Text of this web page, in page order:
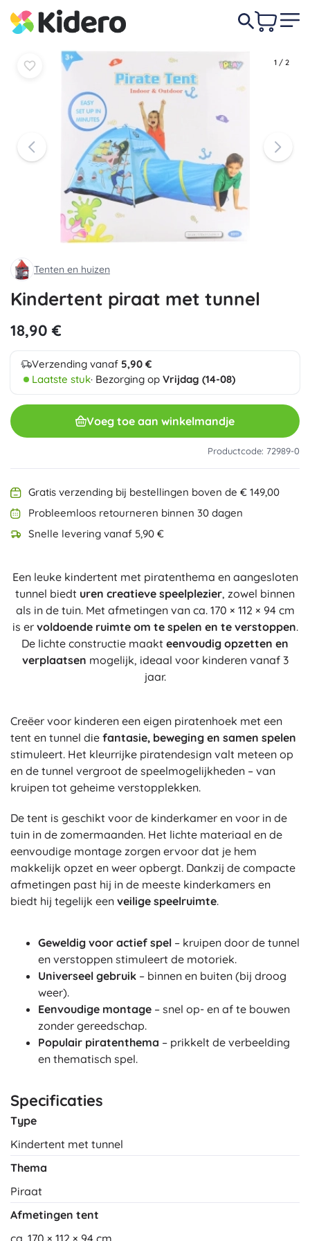
1 / 2
Tenten en huizen
Kindertent piraat met tunnel
18,90 €
Verzending vanaf 5,90 €
Laatste stuk· Bezorging op Vrijdag (14-08)
Voeg toe aan winkelmandje
Productcode: 72989-0
Gratis verzending bij bestellingen boven de € 149,00
Probleemloos retourneren binnen 30 dagen
Snelle levering vanaf 5,90 €
Een leuke kindertent met piratenthema en aangesloten
tunnel biedt uren creatieve speelplezier, zowel binnen
als in de tuin. Met afmetingen van ca. 170 × 112 × 94 cm
is er voldoende ruimte om te spelen en te verstoppen.
De lichte constructie maakt eenvoudig opzetten en
verplaatsen mogelijk, ideaal voor kinderen vanaf 3
jaar.
Creëer voor kinderen een eigen piratenhoek met een
tent en tunnel die fantasie, beweging en samen spelen
stimuleert. Het kleurrijke piratendesign valt meteen op
en de tunnel vergroot de speelmogelijkheden – van
kruipen tot geheime verstopplekken.
De tent is geschikt voor de kinderkamer en voor in de
tuin in de zomermaanden. Het lichte materiaal en de
eenvoudige montage zorgen ervoor dat je hem
makkelijk opzet en weer opbergt. Dankzij de compacte
afmetingen past hij in de meeste kinderkamers en
biedt hij tegelijk een veilige speelruimte.
Geweldig voor actief spel – kruipen door de tunnel
en verstoppen stimuleert de motoriek.
Universeel gebruik – binnen en buiten (bij droog
weer).
Eenvoudige montage – snel op- en af te bouwen
zonder gereedschap.
Populair piratenthema – prikkelt de verbeelding
en thematisch spel.
Specificaties
Type
Kindertent met tunnel
Thema
Piraat
Afmetingen tent
ca. 170 × 112 × 94 cm
18,90 €
In